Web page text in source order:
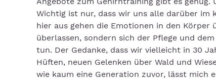
Wichtig ist nur, dass wir uns alle darüber im
hier aus gehen die Emotionen in den Körper
überlassen, sondern sich der Pflege und
tun. Der Gedanke, dass wir vielleicht in 30
Hüften, neuen Gelenken über Wald und
wie kaum eine Generation zuvor, lässt mich